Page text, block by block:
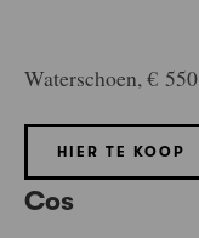
Waterschoen, € 550
HIER TE KOOP
Cos